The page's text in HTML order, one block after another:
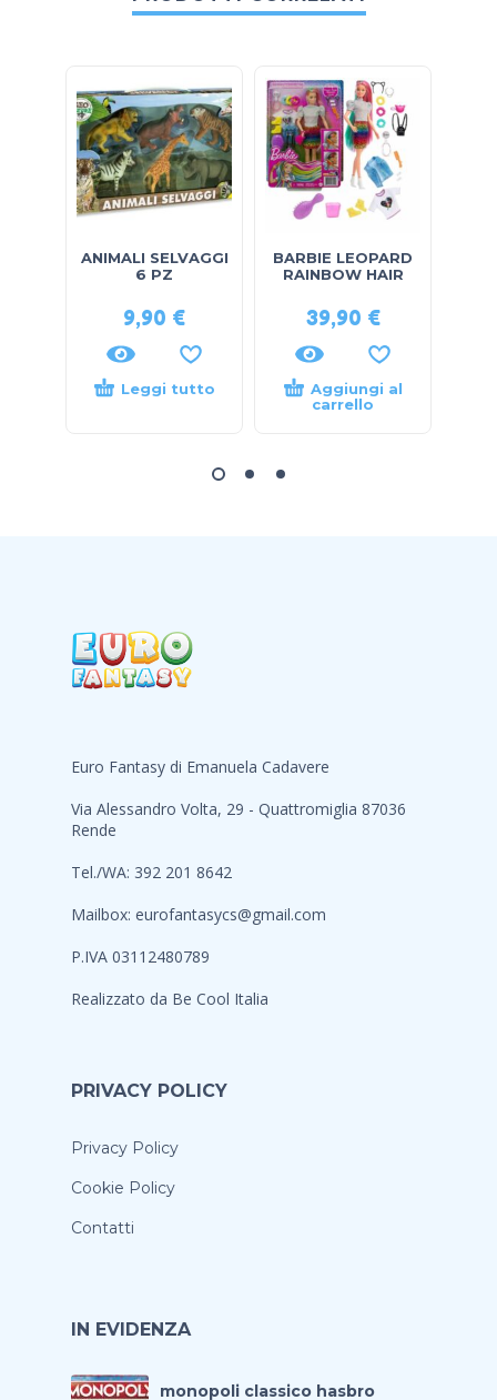
ANIMALI SELVAGGI
6 PZ
9,90 €
Leggi tutto
BARBIE LEOPARD
RAINBOW HAIR
39,90 €
Aggiungi al
carrello
Euro Fantasy di Emanuela Cadavere
Via Alessandro Volta, 29 - Quattromiglia 87036
Rende
Tel./WA: 392 201 8642
Mailbox: eurofantasycs@gmail.com
P.IVA 03112480789
Realizzato da Be Cool Italia
PRIVACY POLICY
Privacy Policy
Cookie Policy
Contatti
IN EVIDENZA
monopoli classico hasbro